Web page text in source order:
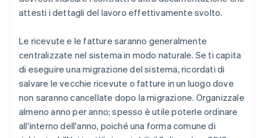
attesti i dettagli del lavoro effettivamente svolto.
Le ricevute e le fatture saranno generalmente
centralizzate nel sistema in modo naturale. Se ti capita
di eseguire una migrazione del sistema, ricordati di
salvare le vecchie ricevute o fatture in un luogo dove
non saranno cancellate dopo la migrazione. Organizzale
almeno anno per anno; spesso è utile poterle ordinare
all'interno dell'anno, poiché una forma comune di